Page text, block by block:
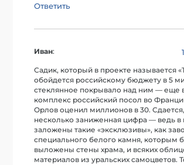
Ответить
Иван:
Садик, который в проекте называется
обойдется российскому бюджету в 5
стеклянное покрывало над ним — еще
комплекс российский посол во
Орлов оценил миллионов в 30. Сдается,
несколько заниженная цифра — ведь в
заложены такие «эксклюзивы», как
специального белого камня, которым
выложены стены храма, и всяких
материалов из уральских самоцветов.